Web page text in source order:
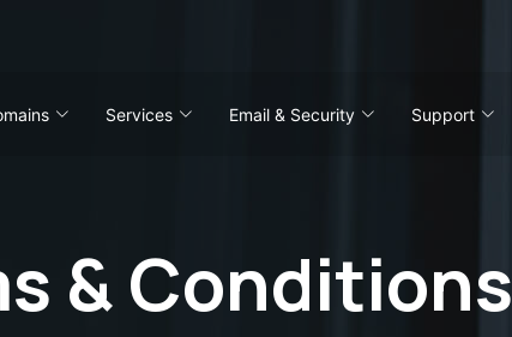
Services Email & Security Support
& Conditions